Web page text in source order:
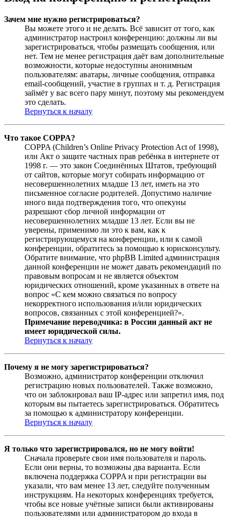
Зачем мне нужно регистрироваться?
Вы можете этого и не делать. Всё зависит от того, как
администратор настроил конференцию: должны ли вы
зарегистрироваться, чтобы размещать сообщения, или
нет. Тем не менее регистрация даёт вам дополнительные
возможности, которые недоступны анонимным
пользователям: аватары, личные сообщения, отправка
email-сообщений, участие в группах и т. д. Регистрация
займёт у вас всего пару минут, поэтому мы рекомендуем
это сделать.
Вернуться к началу
Что такое COPPA?
COPPA (Children’s Online Privacy Protection Act of 1998),
или Акт о защите частных прав ребёнка в интернете от
1998 г. — это закон Соединённых Штатов, требующий
от сайтов, которые могут собирать информацию от
несовершеннолетних младше 13 лет, иметь на это
письменное согласие родителей. Допустимо наличие
иного вида подтверждения того, что опекуны
разрешают сбор личной информации от
несовершеннолетних младше 13 лет. Если вы не
уверены, применимо ли это к вам, как к
регистрирующемуся на конференции, или к самой
конференции, обратитесь за помощью к юрисконсульту.
Обратите внимание, что phpBB Limited администрация
данной конференции не может давать рекомендаций по
правовым вопросам и не является объектом
юридических отношений, кроме указанных в ответе на
вопрос «С кем можно связаться по вопросу
некорректного использования и/или юридических
вопросов, связанных с этой конференцией?».
Примечание переводчика: в России данный акт не
имеет юридической силы.
Вернуться к началу
Почему я не могу зарегистрироваться?
Возможно, администратор конференции отключил
регистрацию новых пользователей. Также возможно,
что он заблокировал ваш IP-адрес или запретил имя, под
которым вы пытаетесь зарегистрироваться. Обратитесь
за помощью к администратору конференции.
Вернуться к началу
Я только что зарегистрировался, но не могу войти!
Сначала проверьте свои имя пользователя и пароль.
Если они верны, то возможны два варианта. Если
включена поддержка COPPA и при регистрации вы
указали, что вам менее 13 лет, следуйте полученным
инструкциям. На некоторых конференциях требуется,
чтобы все новые учётные записи были активированы
пользователями или администратором до входа в